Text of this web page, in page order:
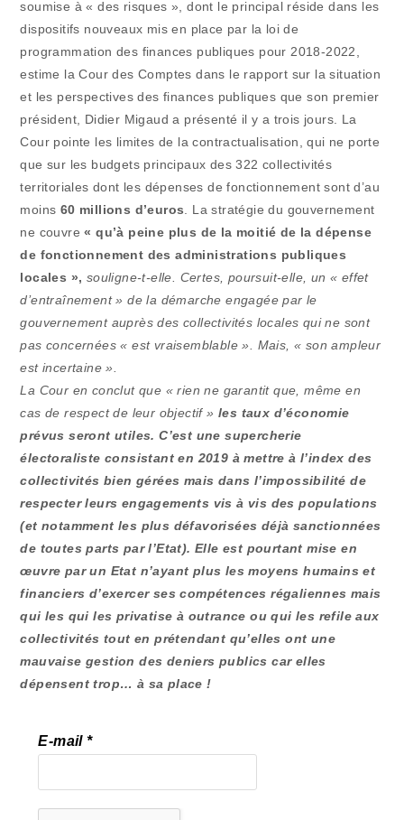
soumise à « des risques », dont le principal réside dans les
dispositifs nouveaux mis en place par la loi de
programmation des finances publiques pour 2018-2022,
estime la Cour des Comptes dans le rapport sur la situation
et les perspectives des finances publiques que son premier
président, Didier Migaud a présenté il y a trois jours. La
Cour pointe les limites de la contractualisation, qui ne porte
que sur les budgets principaux des 322 collectivités
territoriales dont les dépenses de fonctionnement sont d’au
moins 60 millions d’euros . La stratégie du gouvernement
ne couvre« qu’à peine plus de la moitié de la dépense
de fonctionnement des administrations publiques
locales », souligne-t-elle. Certes, poursuit-elle, un « effet
d’entraînement » de la démarche engagée par le
gouvernement auprès des collectivités locales qui ne sont
pas concernées « est vraisemblable ». Mais, « son ampleur
est incertaine ».
La Cour en conclut que « rien ne garantit que, même en
cas de respect de leur objectif » les taux d’économie
prévus seront utiles. C’est une supercherie
électoraliste consistant en 2019 à mettre à l’index des
collectivités bien gérées mais dans l’impossibilité de
respecter leurs engagements vis à vis des populations
(et notamment les plus défavorisées déjà sanctionnées
de toutes parts par l’Etat). Elle est pourtant mise en
œuvre par un Etat n’ayant plus les moyens humains et
financiers d’exercer ses compétences régaliennes mais
qui les qui les privatise à outrance ou qui les refile aux
collectivités tout en prétendant qu’elles ont une
mauvaise gestion des deniers publics car elles
dépensent trop… à sa place !
E-mail*